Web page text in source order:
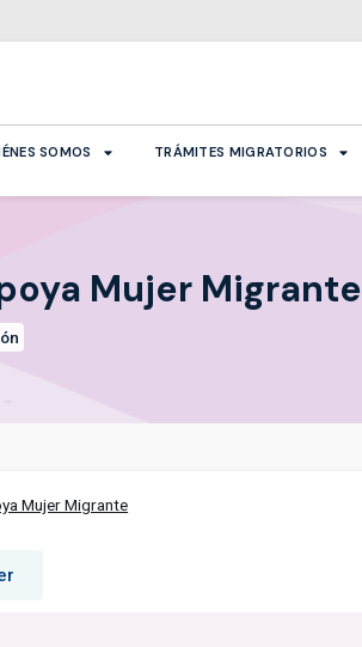
SOMOS TRÁMITES MIGRATORIOS
Mujer Migrante
Mujer Migrante